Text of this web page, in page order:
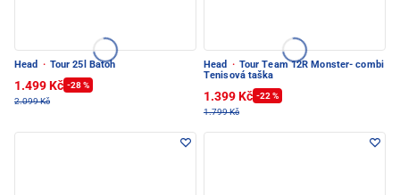
Head · Tour 25l Batoh
1.499 Kč -28 %
2.099 Kč
Head · Tour Team 12R Monster- combi
Tenisová taška
1.399 Kč -22 %
1.799 Kč